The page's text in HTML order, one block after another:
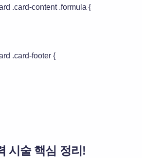
.card-content .formula {
.card-footer {
시술 핵심 정리!